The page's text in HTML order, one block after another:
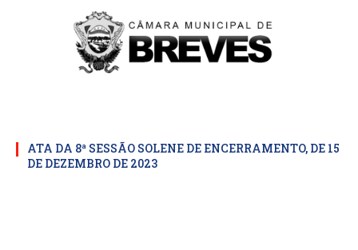
ATA DA 8ª SESSÃO SOLENE DE ENCERRAMENTO, DE 15
DE DEZEMBRO DE 2023